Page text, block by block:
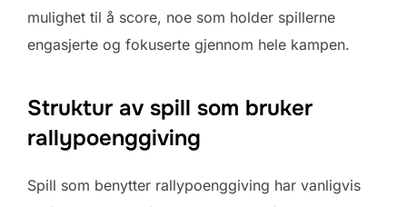
mulighet til å score, noe som holder spillerne
engasjerte og fokuserte gjennom hele kampen.
Struktur av spill som bruker
rallypoenggiving
Spill som benytter rallypoenggiving har vanligvis